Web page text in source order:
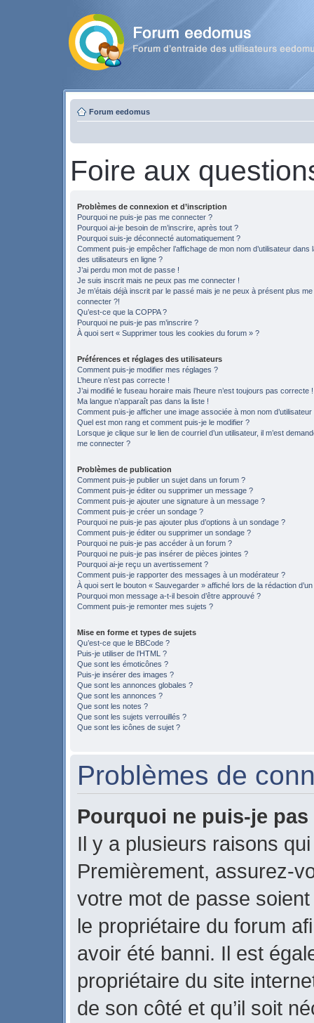
Forum eedomus
Foire aux
Problèmes de connexion et d’inscription
Pourquoi ne puis-je pas me connecter ?
Pourquoi ai-je besoin de m’inscrire, après tout ?
Pourquoi suis-je déconnecté automatiquement ?
Comment puis-je empêcher l’affichage de mon nom d’utilisateur dans
des utilisateurs en ligne ?
J’ai perdu mon mot de passe !
Je suis inscrit mais ne peux pas me connecter !
Je m’étais déjà inscrit par le passé mais je ne peux à présent plus me
connecter ?!
Qu’est-ce que la COPPA ?
Pourquoi ne puis-je pas m’inscrire ?
À quoi sert « Supprimer tous les cookies du forum » ?
Préférences et réglages des utilisateurs
Comment puis-je modifier mes réglages ?
L’heure n’est pas correcte !
J’ai modifié le fuseau horaire mais l’heure n’est toujours pas correcte !
Ma langue n’apparaît pas dans la liste !
Comment puis-je afficher une image associée à mon nom d’utilisateur
Quel est mon rang et comment puis-je le modifier ?
Lorsque je clique sur le lien de courriel d’un utilisateur, il m’est
me connecter ?
Problèmes de publication
Comment puis-je publier un sujet dans un forum ?
Comment puis-je éditer ou supprimer un message ?
Comment puis-je ajouter une signature à un message ?
Comment puis-je créer un sondage ?
Pourquoi ne puis-je pas ajouter plus d’options à un sondage ?
Comment puis-je éditer ou supprimer un sondage ?
Pourquoi ne puis-je pas accéder à un forum ?
Pourquoi ne puis-je pas insérer de pièces jointes ?
Pourquoi ai-je reçu un avertissement ?
Comment puis-je rapporter des messages à un modérateur ?
À quoi sert le bouton « Sauvegarder » affiché lors de la rédaction
Pourquoi mon message a-t-il besoin d’être approuvé ?
Comment puis-je remonter mes sujets ?
Mise en forme et types de sujets
Qu’est-ce que le BBCode ?
Puis-je utiliser de l’HTML ?
Que sont les émoticônes ?
Puis-je insérer des images ?
Que sont les annonces globales ?
Que sont les annonces ?
Que sont les notes ?
Que sont les sujets verrouillés ?
Que sont les icônes de sujet ?
Problèmes de
Pourquoi ne puis-je
Il y a plusieurs raisons
Premièrement, assurez-
votre mot de passe
le propriétaire du forum
avoir été banni. Il est
propriétaire du site
de son côté et qu’il soit